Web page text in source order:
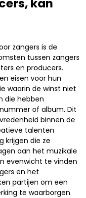
zangers is de
tussen zangers
en producers.
eisen voor hun
waarin de winst niet
die hebben
of album. Dit
binnen de
talenten
krijgen die ze
aan het muzikale
evenwicht te vinden
en het
partijen om een
te waarborgen.